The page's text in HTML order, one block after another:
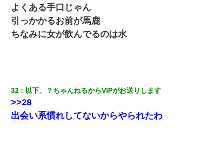
よくある手口じゃん
引っかかるお前が馬鹿
ちなみに女が飲んでるのは水
32 以下、？ちゃんねるからVIPがお送りします
>>28
出会い系慣れしてないからやられたわ